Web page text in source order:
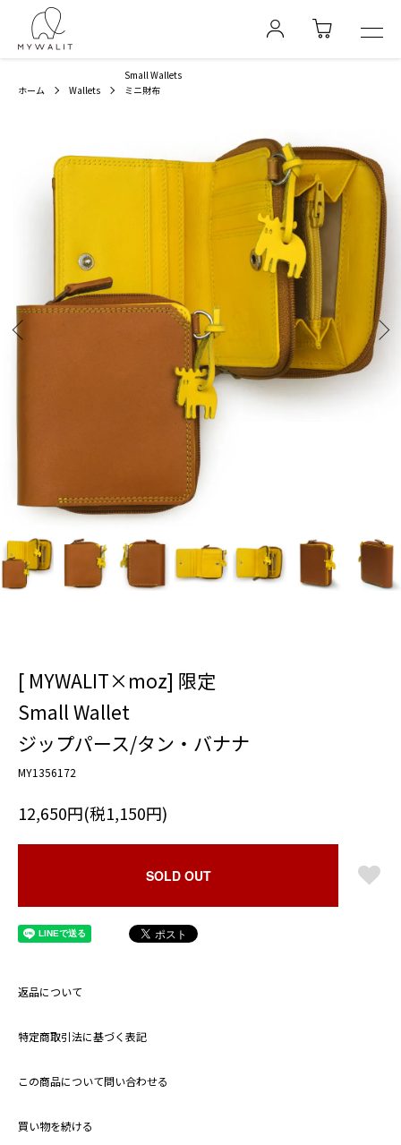
ホーム Wallets
Small Wallets
ミニ財布
[ MYWALIT×moz] 限定
Small Wallet
ジップパース/タン・バナナ
MY1356172
12,650円(税1,150円)
SOLD OUT
返品について
特定商取引法に基づく表記
この商品について問い合わせる
買い物を続ける